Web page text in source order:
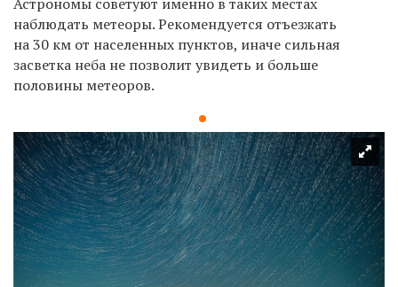
наблюдать метеоры. Рекомендуется отъезжать
на 30 км от населенных пунктов, иначе сильная
засветка неба не позволит увидеть и больше
половины метеоров.